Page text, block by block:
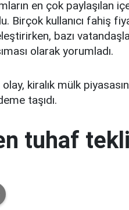
en çok paylaşılan
Birçok kullanıcı fahiş
bazı
olarak yorumladı.
kiralık mülk
taşıdı.
tuhaf